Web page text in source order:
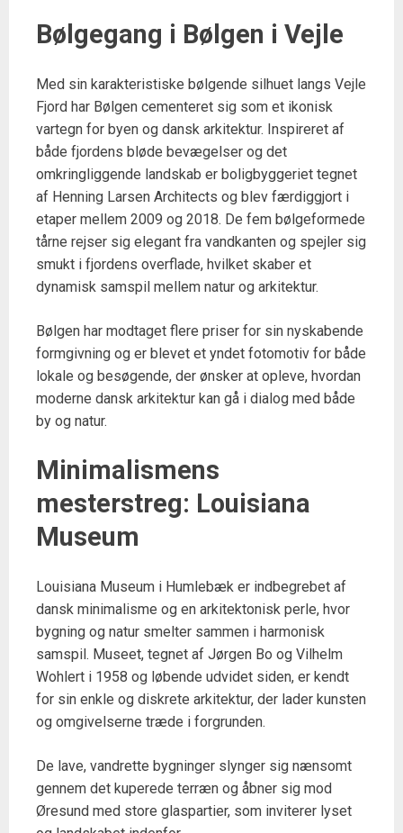
Bølgegang i Bølgen i Vejle
Med sin karakteristiske bølgende silhuet langs Vejle
Fjord har Bølgen cementeret sig som et ikonisk
vartegn for byen og dansk arkitektur. Inspireret af
både fjordens bløde bevægelser og det
omkringliggende landskab er boligbyggeriet tegnet
af Henning Larsen Architects og blev færdiggjort i
etaper mellem 2009 og 2018. De fem bølgeformede
tårne rejser sig elegant fra vandkanten og spejler sig
smukt i fjordens overflade, hvilket skaber et
dynamisk samspil mellem natur og arkitektur.
Bølgen har modtaget flere priser for sin nyskabende
formgivning og er blevet et yndet fotomotiv for både
lokale og besøgende, der ønsker at opleve, hvordan
moderne dansk arkitektur kan gå i dialog med både
by og natur.
Minimalismens
mesterstreg: Louisiana
Museum
Louisiana Museum i Humlebæk er indbegrebet af
dansk minimalisme og en arkitektonisk perle, hvor
bygning og natur smelter sammen i harmonisk
samspil. Museet, tegnet af Jørgen Bo og Vilhelm
Wohlert i 1958 og løbende udvidet siden, er kendt
for sin enkle og diskrete arkitektur, der lader kunsten
og omgivelserne træde i forgrunden.
De lave, vandrette bygninger slynger sig nænsomt
gennem det kuperede terræn og åbner sig mod
Øresund med store glaspartier, som inviterer lyset